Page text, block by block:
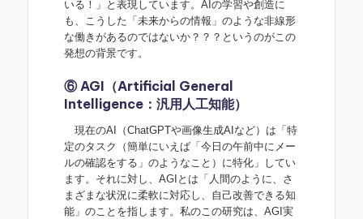
いる！」と表現しています。AIの学習や創造に
も、こうした「未来からの情報」のような非線形
な働きがあるのではないか？？？というのがこの
発想の背景です。
⑥ AGI（Artificial General
Intelligence：汎用人工知能）
現在のAI（ChatGPTや画像生成AIなど）は「特
定のタスク（簡単にいえば「今日の午前中にメー
ルの確認をする」のようなこと）に特化」してい
ます。それに対し、AGIとは「人間のように、さ
まざまな状況に柔軟に対応し、自己改善できる知
能」のことを指します。私のこの研究は、AGI実